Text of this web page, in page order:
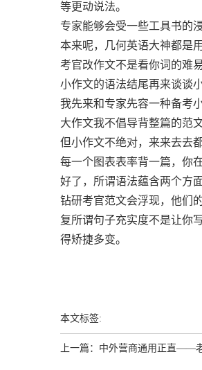
等更动说法。
专家能够会受一些工具书的
本来呢，几何英语大神都是
考官改作文不是看你词的难
小作文的语法结尾再来谈谈
我先来和专家先容一种备考
大作文我不倡导背整篇的范
但小作文不绝对，来来去去
每一个图表表率背一篇，你
好了，所谓语法蕴含两个方
钻研考官范文会浮现，他们
复所谓句子充实度不是让你
得矫捷多变。
本文标签:
上一篇： 中外营商通用正直——老